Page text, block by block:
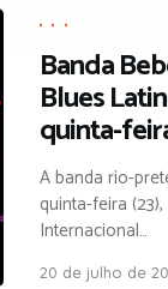
,, ,
Banda
Blues
quinta-
A banda rio-
quinta-feira
Internacional…
20 de julho de